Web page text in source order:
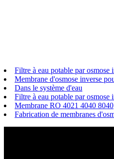
Filtre à eau potable par osmose
Membrane d'osmose inverse
Dans le système d'eau
Filtre à eau potable par osmose
Membrane RO 4021 4040 8040
Fabrication de membranes